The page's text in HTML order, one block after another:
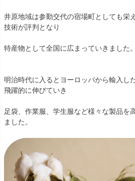
井原地域は参勤交代の宿場町としても栄
技術が評判となり
特産物として全国に広まっていきました。
明治時代に入るとヨーロッパから輸入し
飛躍的に伸びていき
足袋、作業服、学生服など様々な製品を
ました。